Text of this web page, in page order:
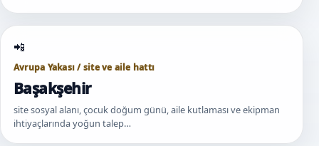
Avrupa Yakası / site ve aile hattı
Başakşehir
site sosyal alanı, çocuk doğum günü, aile kutlaması ve ekipman
ihtiyaçlarında yoğun talep…